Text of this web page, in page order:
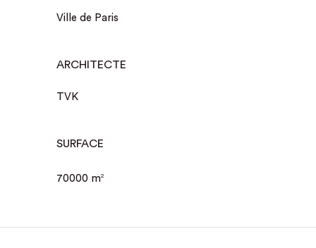
Ville de Paris
ARCHITECTE
TVK
SURFACE
70000 m2